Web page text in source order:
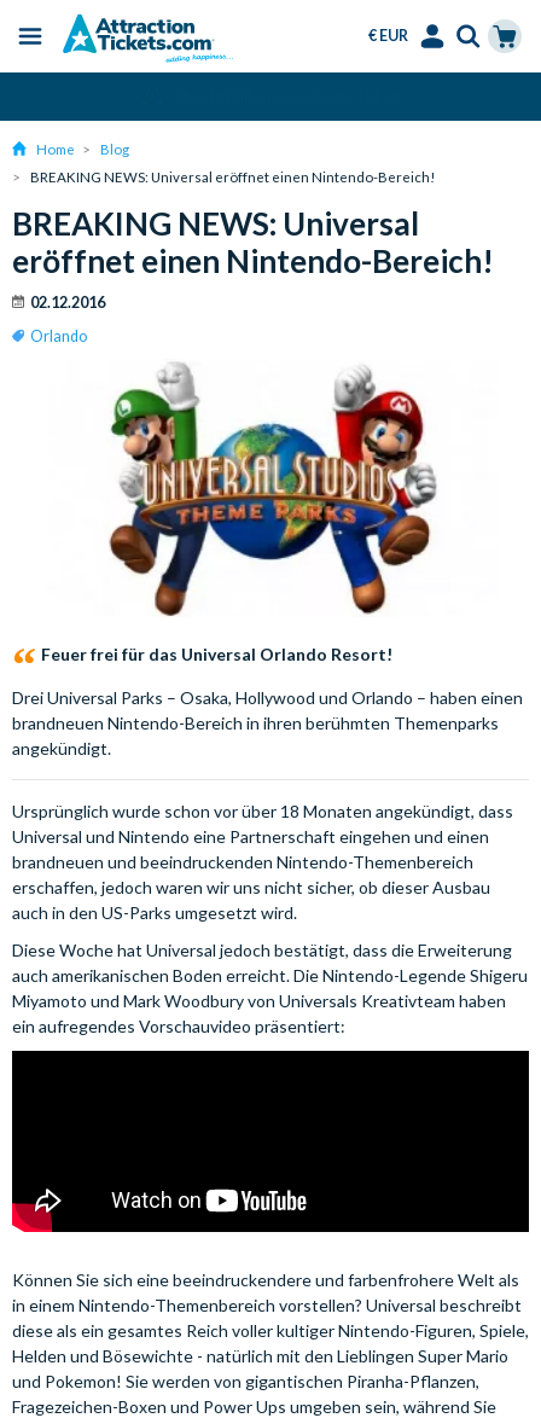
content
Menu
€ EUR
Home
Blog
BREAKING NEWS: Universal eröffnet einen Nintendo-Bereich!
BREAKING NEWS: Universal
eröffnet einen Nintendo-Bereich!
02.12.2016
Orlando
Feuer frei für das Universal Orlando Resort!
Drei Universal Parks – Osaka, Hollywood und Orlando – haben einen
brandneuen Nintendo-Bereich in ihren berühmten Themenparks
angekündigt.
Ursprünglich wurde schon vor über 18 Monaten angekündigt, dass
Universal und Nintendo eine Partnerschaft eingehen und einen
brandneuen und beeindruckenden Nintendo-Themenbereich
erschaffen, jedoch waren wir uns nicht sicher, ob dieser Ausbau
auch in den US-Parks umgesetzt wird.
Diese Woche hat Universal jedoch bestätigt, dass die Erweiterung
auch amerikanischen Boden erreicht. Die Nintendo-Legende Shigeru
Miyamoto und Mark Woodbury von Universals Kreativteam haben
ein aufregendes Vorschauvideo präsentiert:
Können Sie sich eine beeindruckendere und farbenfrohere Welt als
in einem Nintendo-Themenbereich vorstellen? Universal beschreibt
diese als ein gesamtes Reich voller kultiger Nintendo-Figuren, Spiele,
Helden und Bösewichte - natürlich mit den Lieblingen Super Mario
und Pokemon! Sie werden von gigantischen Piranha-Pflanzen,
Fragezeichen-Boxen und Power Ups umgeben sein, während Sie